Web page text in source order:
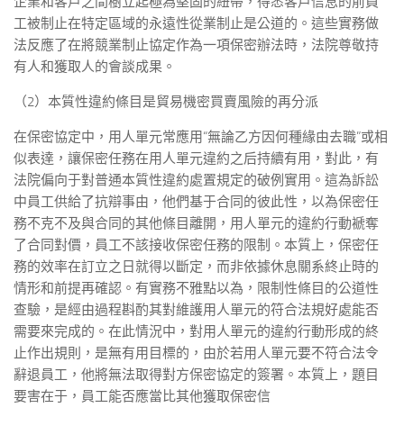
工被制止在特定區域的永遠性從業制止是公道的。這些實務做
法反應了在將競業制止協定作為一項保密辦法時，法院尊敬持
有人和獲取人的會談成果。
（2）本質性違約條目是貿易機密買賣風險的再分派
在保密協定中，用人單元常應用“無論乙方因何種緣由去職”或相
似表達，讓保密任務在用人單元違約之后持續有用，對此，有
法院偏向于對普通本質性違約處置規定的破例實用。這為訴訟
中員工供給了抗辯事由，他們基于合同的彼此性，以為保密任
務不克不及與合同的其他條目離開，用人單元的違約行動褫奪
了合同對價，員工不該接收保密任務的限制。本質上，保密任
務的效率在訂立之日就得以斷定，而非依據休息關系終止時的
情形和前提再確認。有實務不雅點以為，限制性條目的公道性
查驗，是經由過程斟酌其對維護用人單元的符合法規好處能否
需要來完成的。在此情況中，對用人單元的違約行動形成的終
止作出規則，是無有用目標的，由於若用人單元要不符合法令
辭退員工，他將無法取得對方保密協定的簽署。本質上，題目
要害在于，員工能否應當比其他獲取保密信